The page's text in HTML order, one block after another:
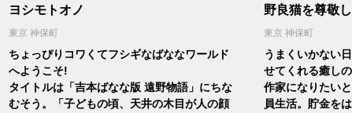
ヨシモトオノ
東京 神保町
ちょっぴりコワくてフシギなばななワールド
へようこそ!
タイトルは「吉本ばなな版 遠野物語」にちな
むそう。「子どもの頃、天井の木目が人の顔
野良猫を尊敬
東京 神保町
うまくいかない
せてくれる癒し
作家になりたい
員生活。貯金を